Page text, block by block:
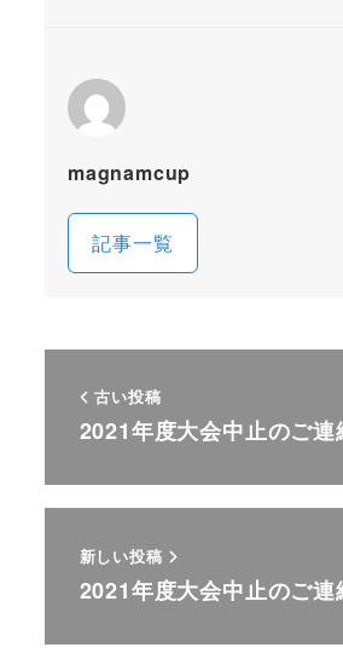
magnamcup
記事一覧
古い投稿
2021年度大会中止のご連
新しい投稿
2021年度大会中止のご連